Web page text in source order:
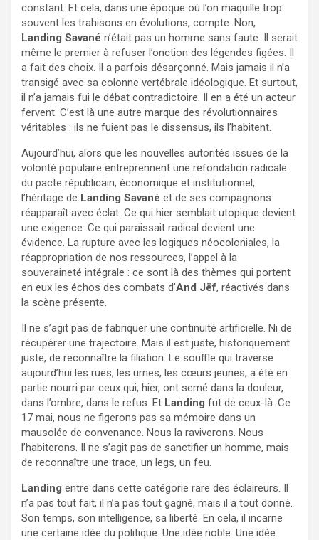
constant. Et cela, dans une époque où l’on maquille trop
souvent les trahisons en évolutions, compte. Non,
Landing Savané n’était pas un homme sans faute. Il serait
même le premier à refuser l’onction des légendes figées. Il
a fait des choix. Il a parfois désarçonné. Mais jamais il n’a
transigé avec sa colonne vertébrale idéologique. Et surtout,
il n’a jamais fui le débat contradictoire. Il en a été un acteur
fervent. C’est là une autre marque des révolutionnaires
véritables : ils ne fuient pas le dissensus, ils l’habitent.
Aujourd’hui, alors que les nouvelles autorités issues de la
volonté populaire entreprennent une refondation radicale
du pacte républicain, économique et institutionnel,
l’héritage de Landing Savané et de ses compagnons
réapparaît avec éclat. Ce qui hier semblait utopique devient
une exigence. Ce qui paraissait radical devient une
évidence. La rupture avec les logiques néocoloniales, la
réappropriation de nos ressources, l’appel à la
souveraineté intégrale : ce sont là des thèmes qui portent
en eux les échos des combats d’And Jëf, réactivés dans
la scène présente.
Il ne s’agit pas de fabriquer une continuité artificielle. Ni de
récupérer une trajectoire. Mais il est juste, historiquement
juste, de reconnaître la filiation. Le souffle qui traverse
aujourd’hui les rues, les urnes, les cœurs jeunes, a été en
partie nourri par ceux qui, hier, ont semé dans la douleur,
dans l’ombre, dans le refus. Et Landing fut de ceux-là. Ce
17 mai, nous ne figerons pas sa mémoire dans un
mausolée de convenance. Nous la raviverons. Nous
l’habiterons. Il ne s’agit pas de sanctifier un homme, mais
de reconnaître une trace, un legs, un feu.
Landing entre dans cette catégorie rare des éclaireurs. Il
n’a pas tout fait, il n’a pas tout gagné, mais il a tout donné.
Son temps, son intelligence, sa liberté. En cela, il incarne
une certaine idée du politique. Une idée noble. Une idée